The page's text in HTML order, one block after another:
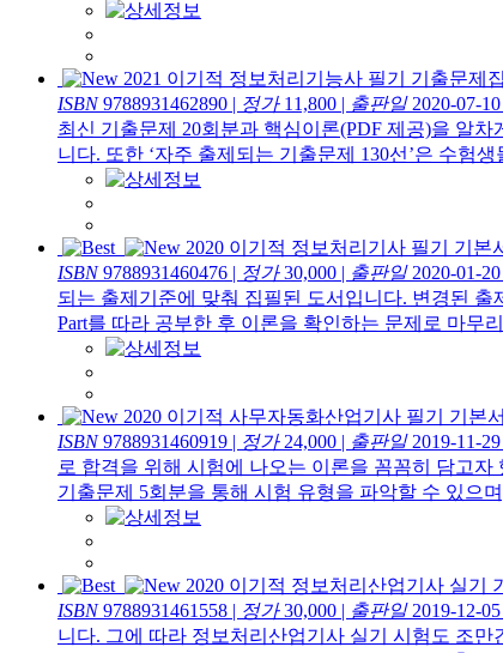
2021 이기적 정보처리기능사 필기 기출문제집
ISBN9788931462890 | 정가11,800 | 출판일2020-07-10
최신 기출문제 20회분과 핵심이론(PDF 제공)을 알
니다. 또한 ‘자주 출제되는 기출문제 130선’은 수험
2020 이기적 정보처리기사 필기 기본
ISBN9788931460476 | 정가30,000 | 출판일2020-01-20
되는 출제기준에 맞춰 집필된 도서입니다. 변경된
Part를 따라 공부한 후 이론을 확인하는 문제로 마무
2020 이기적 사무자동화산업기사 필기 기본서
ISBN9788931460919 | 정가24,000 | 출판일2019-11-29
로 합격을 위해 시험에 나오는 이론을 꼼꼼히 담고
기출문제 5회분을 통해 시험 유형을 파악할 수 있으
2020 이기적 정보처리산업기사 실기
ISBN9788931461558 | 정가30,000 | 출판일2019-12-05
니다. 그에 따라 정보처리산업기사 실기 시험도 조